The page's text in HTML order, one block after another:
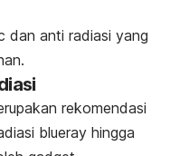
dan anti radiasi yang
rekomendasi
blueray hingga